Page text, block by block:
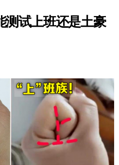
测试上班还是土豪